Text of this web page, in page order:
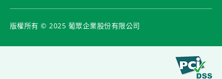
版權所有 © 2025 葡眾企業股份有限公司